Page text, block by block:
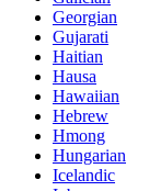
Georgian
Gujarati
Haitian
Hausa
Hawaiian
Hebrew
Hmong
Hungarian
Icelandic